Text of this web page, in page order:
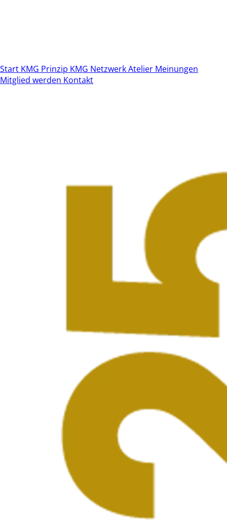
Start KMG Prinzip KMG NetzwerkAtelier Meinungen
Mitglied werden Kontakt